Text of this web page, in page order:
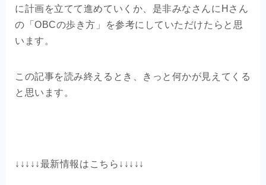
に計画を立てて進めていくか、是非みなさんにHさん
の「OBCの歩き方」を参考にしていただけたらと思
います。
この記事を読み終えるとき、きっと何かが見えてくる
と思います。
↓↓↓↓↓最新情報はこちら↓↓↓↓↓